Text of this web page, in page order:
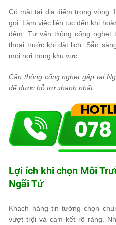
Có mặt tại địa điểm trong vòng
gọi. Làm việc liên tục đến khi
đêm. Tư vấn thông cống nghẹt
thoại trước khi đặt lịch. Sẵn
mọi nơi trong khu vực.
Cần thông cống nghẹt gấp tại
để được hỗ trợ nhanh nhất.
Lợi ích khi chọn Môi
Ngãi Tứ
Khách hàng tin tưởng chọn
vượt trội và cam kết rõ ràng.